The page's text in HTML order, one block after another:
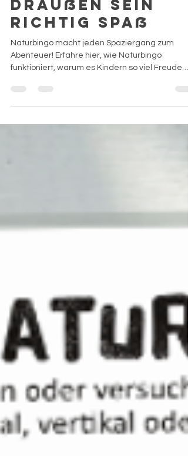
draußen sein
richtig Spaß
Naturbingo macht jeden Spaziergang zum
Abenteuer! Erfahre hier, wie Naturbingo
PDF herunter.